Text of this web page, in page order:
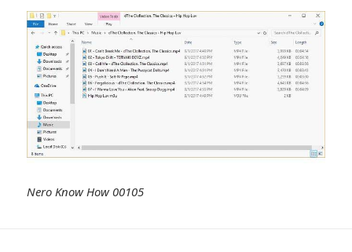
Nero Know How 00105